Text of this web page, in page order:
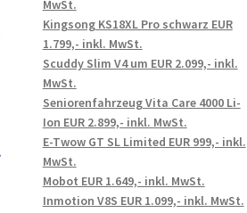
MwSt.
Kingsong KS18XL Pro schwarz EUR
1.799,- inkl. MwSt.
Scuddy Slim V4 um EUR 2.099,- inkl.
MwSt.
Seniorenfahrzeug Vita Care 4000 Li-
Ion EUR 2.899,- inkl. MwSt.
E-Twow GT SL Limited EUR 999,- inkl.
MwSt.
Mobot EUR 1.649,- inkl. MwSt.
Inmotion V8S EUR 1.099,- inkl. MwSt.